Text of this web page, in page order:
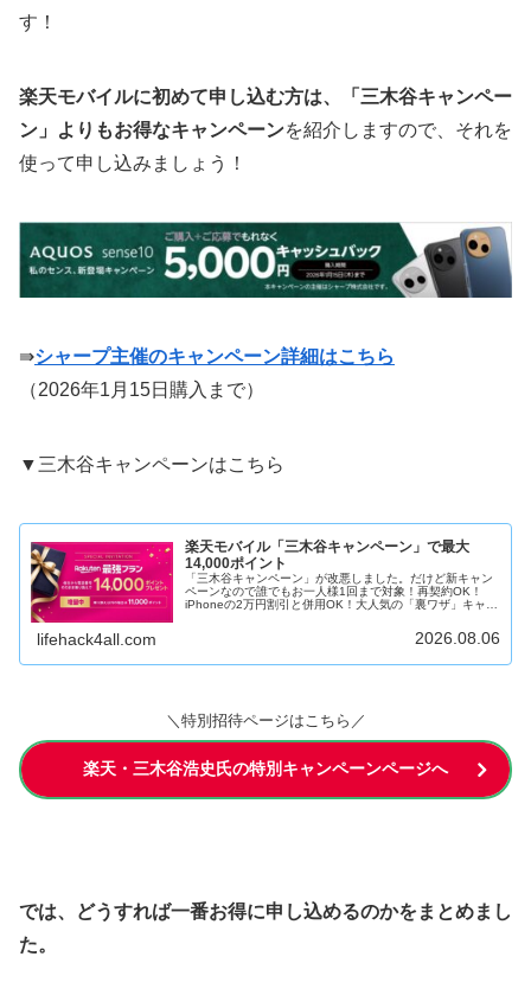
す！
楽天モバイルに初めて申し込む方は、「三木谷キャンペー
ン」よりもお得なキャンペーンを紹介しますので、それを
使って申し込みましょう！
⇛シャープ主催のキャンペーン詳細はこちら
（2026年1月15日購入まで）
▼三木谷キャンペーンはこちら
楽天モバイル「三木谷キャンペーン」で最大
14,000ポイント
「三木谷キャンペーン」が改悪しました。だけど新キャン
ペーンなので誰でもお一人様1回まで対象！再契約OK！
iPhoneの2万円割引と併用OK！大人気の「裏ワザ」キャン
lifehack4all.com 2026.08.06
＼特別招待ページはこちら／
楽天・三木谷浩史氏の特別キャンペーンページへ
では、どうすれば一番お得に申し込めるのかをまとめまし
た。